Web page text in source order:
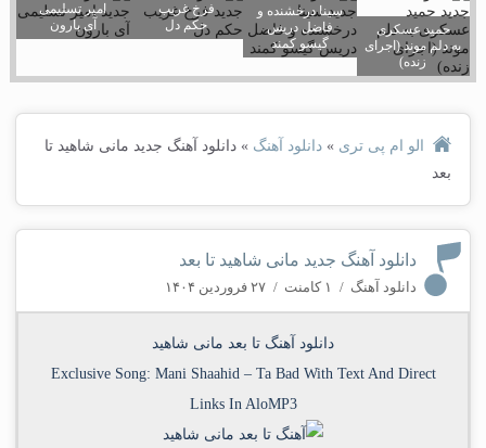
حمید عسکری
به دلم موند (اجرای
زنده)
سینا درخشنده و
فاضل دریس
گیسو کمند
فرخ غریب
حکم دل
امیر تسلیمی
آی بارون
الو ام پی تری » دانلود آهنگ » دانلود آهنگ جدید مانی شاهید تا
بعد
دانلود آهنگ جدید مانی شاهید تا بعد
دانلود آهنگ / ۱ کامنت / ۲۷ فروردین ۱۴۰۴
دانلود آهنگ تا بعد مانی شاهید
Exclusive Song: Mani Shaahid– Ta BadWith Text And Direct
Links In AloMP3